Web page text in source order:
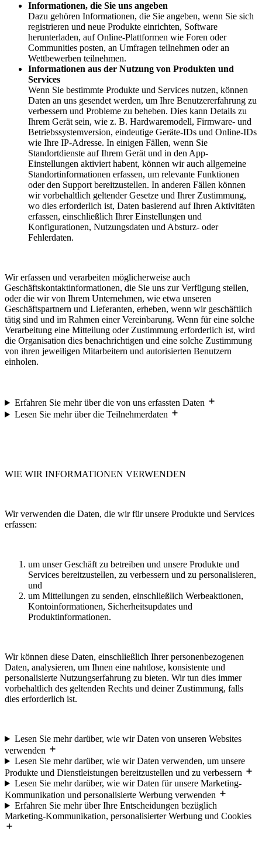
Informationen, die Sie uns angeben
Dazu gehören Informationen, die Sie angeben, wenn Sie sich
registrieren und neue Produkte einrichten, Software
herunterladen, auf Online-Plattformen wie Foren oder
Communities posten, an Umfragen teilnehmen oder an
Wettbewerben teilnehmen.
Informationen aus der Nutzung von Produkten und
Services
Wenn Sie bestimmte Produkte und Services nutzen, können
Daten an uns gesendet werden, um Ihre Benutzererfahrung zu
verbessern und Probleme zu beheben. Dies kann Details zu
Ihrem Gerät sein, wie z. B. Hardwaremodell, Firmware- und
Betriebssystemversion, eindeutige Geräte-IDs und Online-IDs
wie Ihre IP-Adresse. In einigen Fällen, wenn Sie
Standortdienste auf Ihrem Gerät und in den App-
Einstellungen aktiviert habent, können wir auch allgemeine
Standortinformationen erfassen, um relevante Funktionen
oder den Support bereitzustellen. In anderen Fällen können
wir vorbehaltlich geltender Gesetze und Ihrer Zustimmung,
wo dies erforderlich ist, Daten basierend auf Ihren Aktivitäten
erfassen, einschließlich Ihrer Einstellungen und
Konfigurationen, Nutzungsdaten und Absturz- oder
Fehlerdaten.
Wir erfassen und verarbeiten möglicherweise auch
Geschäftskontaktinformationen, die Sie uns zur Verfügung stellen,
oder die wir von Ihrem Unternehmen, wie etwa unseren
Geschäftspartnern und Lieferanten, erheben, wenn wir geschäftlich
tätig sind und im Rahmen einer Vereinbarung. Wenn für eine solche
Verarbeitung eine Mitteilung oder Zustimmung erforderlich ist, wird
die Organisation dies benachrichtigen und eine solche Zustimmung
von ihren jeweiligen Mitarbeitern und autorisierten Benutzern
einholen.
Erfahren Sie mehr über die von uns erfassten Daten
Lesen Sie mehr über die Teilnehmerdaten
WIE WIR INFORMATIONEN VERWENDEN
Wir verwenden die Daten, die wir für unsere Produkte und Services
erfassen:
um unser Geschäft zu betreiben und unsere Produkte und
Services bereitzustellen, zu verbessern und zu personalisieren,
und
um Mitteilungen zu senden, einschließlich Werbeaktionen,
Kontoinformationen, Sicherheitsupdates und
Produktinformationen.
Wir können diese Daten, einschließlich Ihrer personenbezogenen
Daten, analysieren, um Ihnen eine nahtlose, konsistente und
personalisierte Nutzungserfahrung zu bieten. Wir tun dies immer
vorbehaltlich des geltenden Rechts und deiner Zustimmung, falls
dies erforderlich ist.
Lesen Sie mehr darüber, wie wir Daten von unseren Websites
verwenden
Lesen Sie mehr darüber, wie wir Daten verwenden, um unsere
Produkte und Dienstleistungen bereitzustellen und zu verbessern
Lesen Sie mehr darüber, wie wir Daten für unsere Marketing-
Kommunikation und personalisierte Werbung verwenden
Erfahren Sie mehr über Ihre Entscheidungen bezüglich
Marketing-Kommunikation, personalisierter Werbung und Cookies